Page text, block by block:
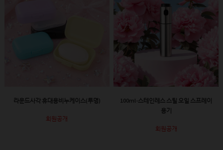
라운드사각 휴대용비누케이스(투명)
회원공개
100ml-스테인레스 스틸 오일 스프레이
용기
회원공개